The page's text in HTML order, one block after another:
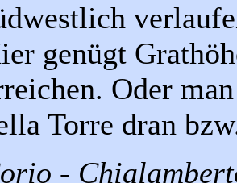
genügt
Oder
Torre dran
-